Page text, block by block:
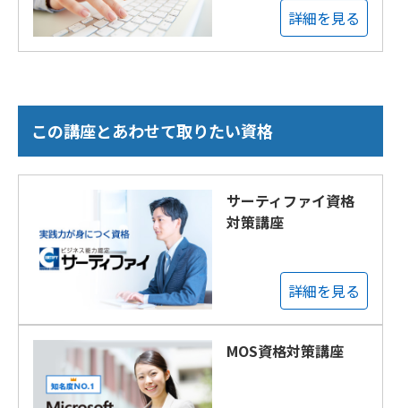
詳細を見る
この講座とあわせて取りたい資格
サーティファイ資格
対策講座
詳細を見る
MOS資格対策講座